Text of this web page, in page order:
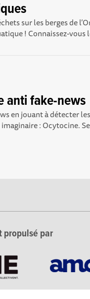
conformité avec
sur les berges de
! Connaissez-vous
anti fake-news
en jouant à détecter
: Ocytocine.
propulsé par